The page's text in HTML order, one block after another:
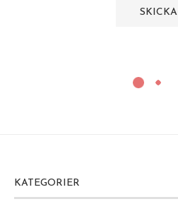
KATEGORIER